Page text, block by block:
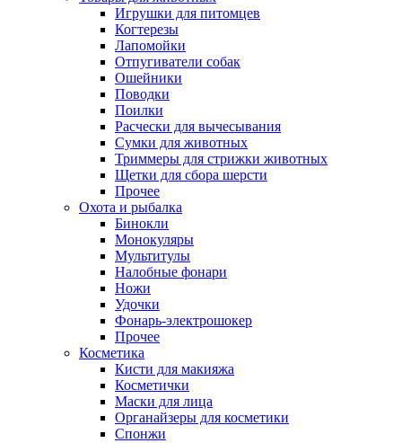
Игрушки для питомцев
Когтерезы
Лапомойки
Отпугиватели собак
Ошейники
Поводки
Поилки
Расчески для вычесывания
Сумки для животных
Триммеры для стрижки животных
Щетки для сбора шерсти
Прочее
Охота и рыбалка
Бинокли
Монокуляры
Мультитулы
Налобные фонари
Ножи
Удочки
Фонарь-электрошокер
Прочее
Косметика
Кисти для макияжа
Косметички
Маски для лица
Органайзеры для косметики
Спонжи